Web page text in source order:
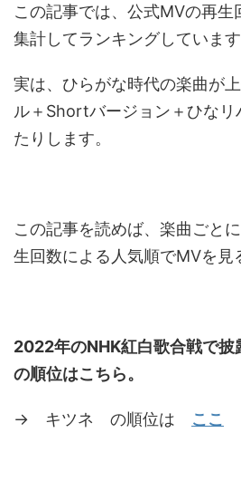
この記事では、公式MVの再生
集計してランキングしています
実は、ひらがな時代の楽曲が
ル＋Shortバージョン＋ひなリ
たりします。
この記事を読めば、楽曲ごと
生回数による人気順でMVを見
2022年のNHK紅白歌合戦で披
の順位はこちら。
→ キツネ の順位は ここ